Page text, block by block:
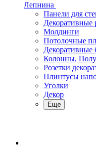
Лепнина
Панели для
Декоративные
Молдинги
Потолочные
Декоративные
Колонны,
Розетки
Плинтусы
Уголки
Декор
Еще